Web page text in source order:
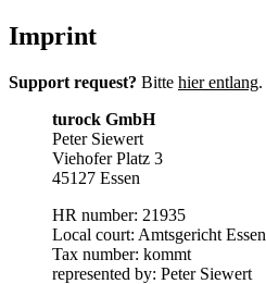
Imprint
Support request? Bitte hier entlang.
turock GmbH
Peter Siewert
Viehofer Platz 3
45127 Essen
HR number: 21935
Local court: Amtsgericht Essen
Tax number: kommt
represented by: Peter Siewert